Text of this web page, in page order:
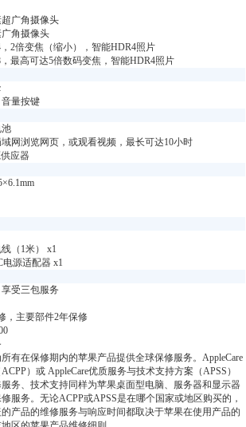
超广角摄像头
广角摄像头
，2倍变焦（缩小），智能HDR4照片
，最高可达5倍数码变焦，智能HDR4照片
量按键
网浏览网页，或观看视频，最长可达10小时
应器
（1米） x1
电源适配器 x1
受三包服务
，主要部件2年保修
有在保修期内的苹果产品提供全球保修服务。AppleCare
）或 AppleCare优质服务与技术支持方案（APSS）
务、技术支持同样为苹果桌面型电脑、服务器和显示器
服务。无论ACPP或APSS是在哪个国家或地区购买的，
产品的维修服务与响应时间都取决于苹果在使用产品的